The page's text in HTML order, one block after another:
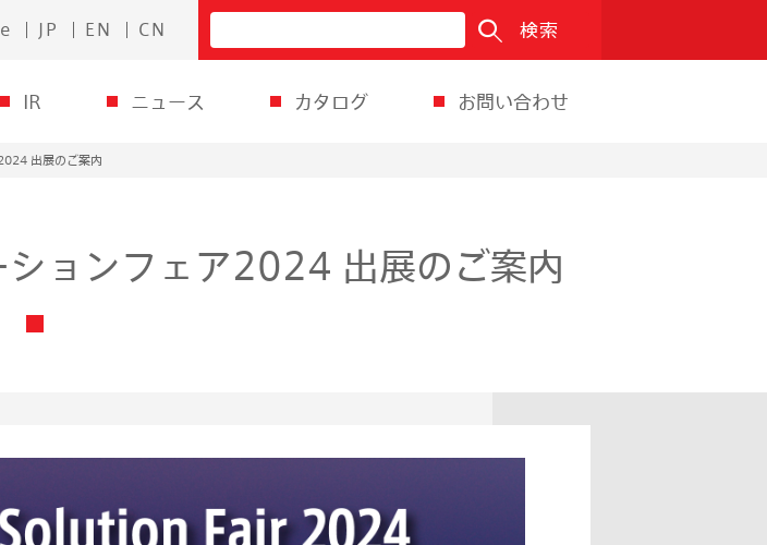
JP EN CN 検索
IR ニュース カタログ お問い合わせ
出展のご案内
ョンフェア2024 出展のご案内